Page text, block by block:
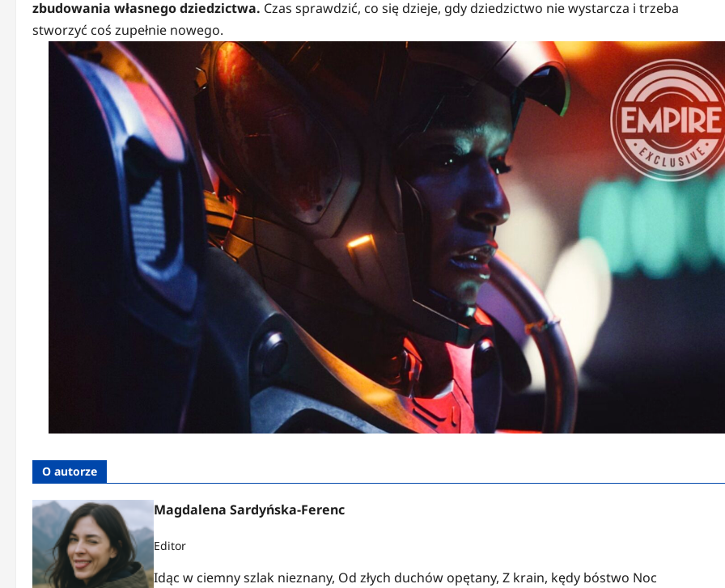
zbudowania własnego dziedzictwa. Czas sprawdzić, co się dzieje, gdy dziedzictwo nie wystarcza i trzeba
stworzyć coś zupełnie nowego.
O autorze
Magdalena Sardyńska-Ferenc
Editor
Idąc w ciemny szlak nieznany, Od złych duchów opętany, Z krain, kędy bóstwo Noc